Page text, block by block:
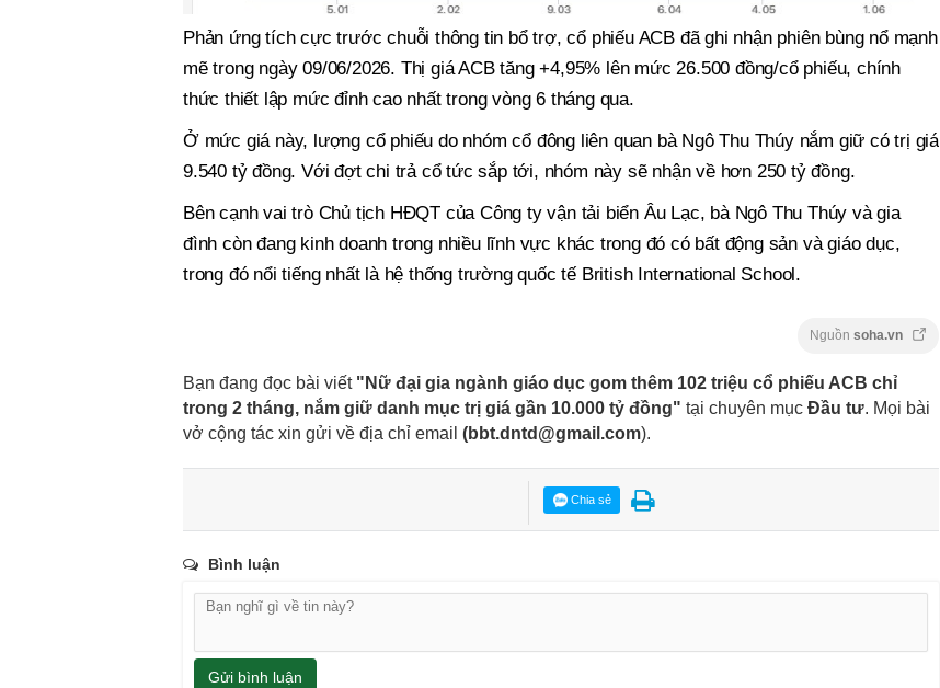
Phản ứng tích cực trước chuỗi thông tin bổ trợ, cổ phiếu ACB đã ghi nhận phiên bùng nổ mạnh
mẽ trong ngày 09/06/2026. Thị giá ACB tăng +4,95% lên mức 26.500 đồng/cổ phiếu, chính
thức thiết lập mức đỉnh cao nhất trong vòng 6 tháng qua.
Ở mức giá này, lượng cổ phiếu do nhóm cổ đông liên quan bà Ngô Thu Thúy nắm giữ có trị giá
9.540 tỷ đồng. Với đợt chi trả cổ tức sắp tới, nhóm này sẽ nhận về hơn 250 tỷ đồng.
Bên cạnh vai trò Chủ tịch HĐQT của Công ty vận tải biển Âu Lạc, bà Ngô Thu Thúy và gia
đình còn đang kinh doanh trong nhiều lĩnh vực khác trong đó có bất động sản và giáo dục,
trong đó nổi tiếng nhất là hệ thống trường quốc tế British International School.
Nguồn soha.vn
Bạn đang đọc bài viết "Nữ đại gia ngành giáo dục gom thêm 102 triệu cổ phiếu ACB chỉ
trong 2 tháng, nắm giữ danh mục trị giá gần 10.000 tỷ đồng" tại chuyên mục Đầu tư. Mọi bài
vở cộng tác xin gửi về địa chỉ email (bbt.dntd@gmail.com).
Chia sẻ
Bình luận
Gửi bình luận